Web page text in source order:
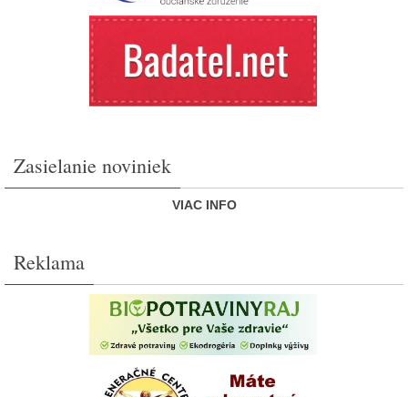
Zasielanie noviniek
VIAC INFO
Reklama